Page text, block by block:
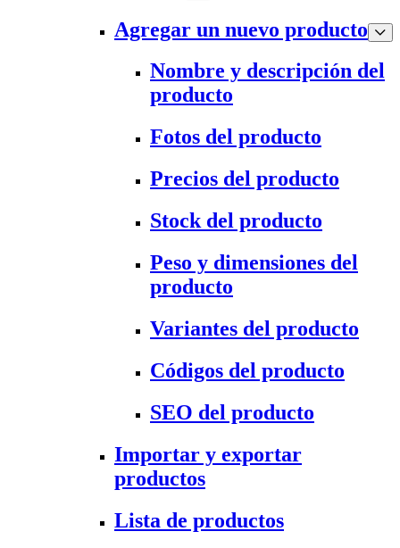
Agregar un nuevo producto
Nombre y descripción del
producto
Fotos del producto
Precios del producto
Stock del producto
Peso y dimensiones del
producto
Variantes del producto
Códigos del producto
SEO del producto
Importar y exportar
productos
Lista de productos